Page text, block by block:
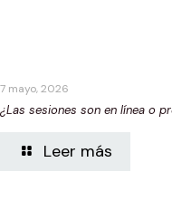
7 mayo, 2026
¿Las sesiones son en línea o
Leer más